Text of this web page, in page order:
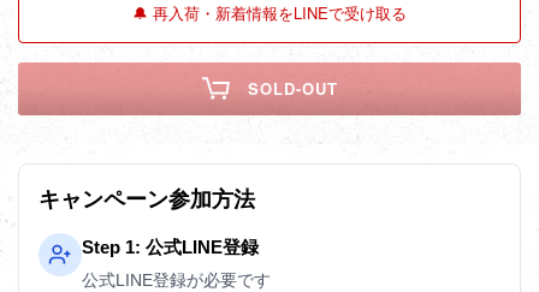
🔔 再入荷・新着情報をLINEで受け取る
SOLD-OUT
キャンペーン参加方法
Step 1: 公式LINE登録
公式LINE登録が必要です